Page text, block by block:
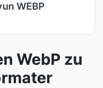
WEBP
WebP zu